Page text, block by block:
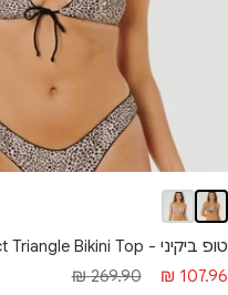
טופ ביקיני - Coastal Instinct Triangle Bikini Top
מחיר
107.96 ₪
מחיר
269.90 ₪